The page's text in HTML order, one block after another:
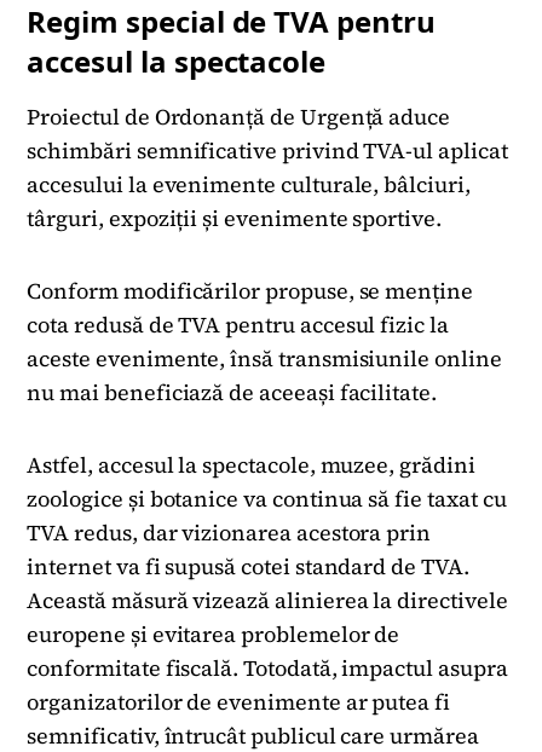
Regim special de TVA pentru
accesul la spectacole
Proiectul de Ordonanță de Urgență aduce
schimbări semnificative privind TVA-ul aplicat
accesului la evenimente culturale, bâlciuri,
târguri, expoziții și evenimente sportive.
Conform modificărilor propuse, se menține
cota redusă de TVA pentru accesul fizic la
aceste evenimente, însă transmisiunile online
nu mai beneficiază de aceeași facilitate.
Astfel, accesul la spectacole, muzee, grădini
zoologice și botanice va continua să fie taxat cu
TVA redus, dar vizionarea acestora prin
internet va fi supusă cotei standard de TVA.
Această măsură vizează alinierea la directivele
europene și evitarea problemelor de
conformitate fiscală. Totodată, impactul asupra
organizatorilor de evenimente ar putea fi
semnificativ, întrucât publicul care urmărea